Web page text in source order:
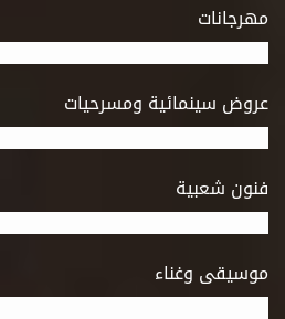
مهرجانات
عروض سينمائية ومسرحيات
فنون شعبية
موسيقى وغناء